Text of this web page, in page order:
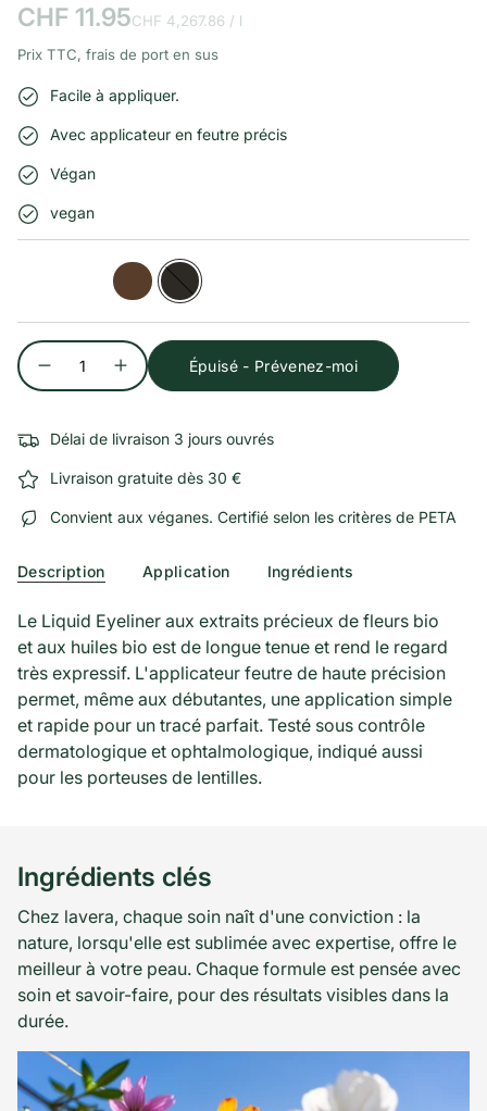
CHF 11.95Prix
CHF 4,267.86 / professionnel
l
Prix TTC, frais de port en sus
Facile à appliquer.
Avec applicateur en feutre précis
Végan
vegan
BrownBrown
02
Black
01
Quantité
Épuisé - Prévenez-moi
Délai de livraison 3 jours ouvrés
Livraison gratuite dès 30 €
Convient aux véganes. Certifié selon les critères de PETA
Description Application Ingrédients
Le Liquid Eyeliner aux extraits précieux de fleurs bio
et aux huiles bio est de longue tenue et rend le regard
très expressif. L'applicateur feutre de haute précision
permet, même aux débutantes, une application simple
et rapide pour un tracé parfait. Testé sous contrôle
dermatologique et ophtalmologique, indiqué aussi
pour les porteuses de lentilles.
Ingrédients clés
Chez lavera, chaque soin naît d'une conviction : la
nature, lorsqu'elle est sublimée avec expertise, offre le
meilleur à votre peau. Chaque formule est pensée avec
soin et savoir-faire, pour des résultats visibles dans la
durée.